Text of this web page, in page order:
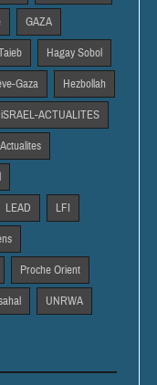
GAZA
Hagay Sobol
Gaza Hezbollah
iSRAEL-ACTUALITES
LEAD LFI
Proche Orient
UNRWA